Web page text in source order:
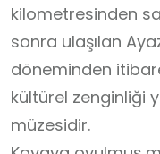
kilometresinden
sonra ulaşılan
döneminden
kültürel zenginliği
müzesidir.